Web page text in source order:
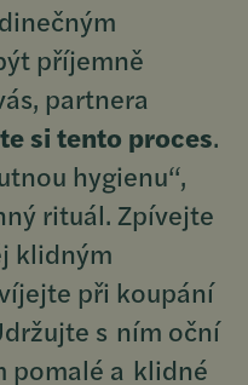
příjemně
partnera
si tento proces.
hygienu“,
rituál. Zpívejte
klidným
při koupání
s ním oční
pomalé a klidné